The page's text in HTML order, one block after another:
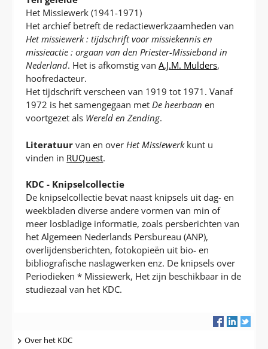
Het Missiewerk (1941-1971)
Het archief betreft de redactiewerkzaamheden van
Het missiewerk : tijdschrift voor missiekennis en
missieactie : orgaan van den Priester-Missiebond in
Nederland. Het is afkomstig vanA.J.M. Mulders,
hoofredacteur.
Het tijdschrift verscheen van 1919 tot 1971. Vanaf
1972 is het samengegaan metDe heerbaan en
voortgezet als Wereld en Zending.
Literatuur van en over Het Missiewerkkunt u
vinden in RUQuest.
KDC - Knipselcollectie
De knipselcollectie bevat naast knipsels uit dag- en
weekbladen diverse andere vormen van min of
meer losbladige informatie, zoals persberichten van
het Algemeen Nederlands Persbureau (ANP),
overlijdensberichten, fotokopieën uit bio- en
bibliografische naslagwerken enz. De knipsels over
Periodieken * Missiewerk, Het zijn beschikbaar in de
studiezaal van het KDC.
Navigatie
Over het KDC